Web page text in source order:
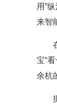
用”
来智
宝“
余杭